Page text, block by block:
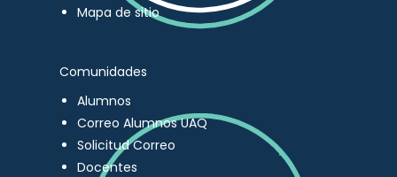
Mapa de sitio
Comunidades
Alumnos
Correo Alumnos UAQ
Solicitud Correo
Docentes